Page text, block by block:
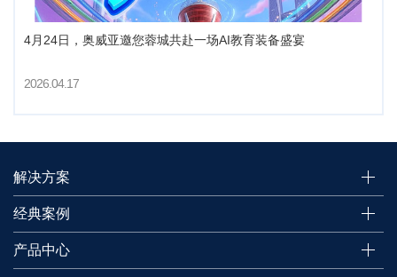
4月24日，奥威亚邀您蓉城共赴一场AI教育装备盛宴
2026.04.17
解决方案
经典案例
产品中心